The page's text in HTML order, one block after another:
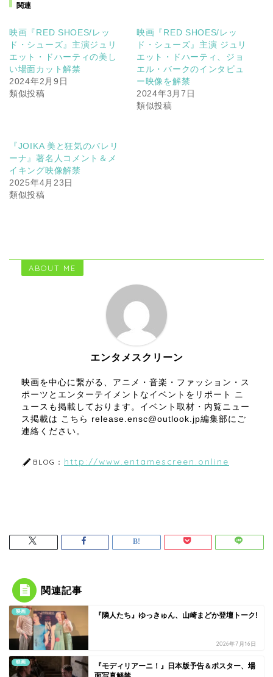
関連
映画『RED SHOES/レッ
ド・シューズ』主演ジュリ
エット・ドハーティの美し
い場面カット解禁
2024年2月9日
類似投稿
映画『RED SHOES/レッ
ド・シューズ』主演 ジュリ
エット・ドハーティ、ジョ
エル・バークのインタビュ
ー映像を解禁
2024年3月7日
類似投稿
『JOIKA 美と狂気のバレリ
ーナ』著名人コメント＆メ
イキング映像解禁
2025年4月23日
類似投稿
ABOUT ME
エンタメスクリーン
映画を中心に繋がる、アニメ・音楽・ファッション・ス
ポーツとエンターテイメントなイベントをリポート ニ
ュースも掲載しております。イベント取材・内覧ニュー
ス掲載は こちら release.ensc@outlook.jp編集部にご
連絡ください。
BLOG： http://www.entamescreen.online
関連記事
映画 『隣人たち』ゆっきゅん、山崎まどか登壇トーク!
2026年7月16日
映画
『モディリアーニ！』日本版予告＆ポスター、場